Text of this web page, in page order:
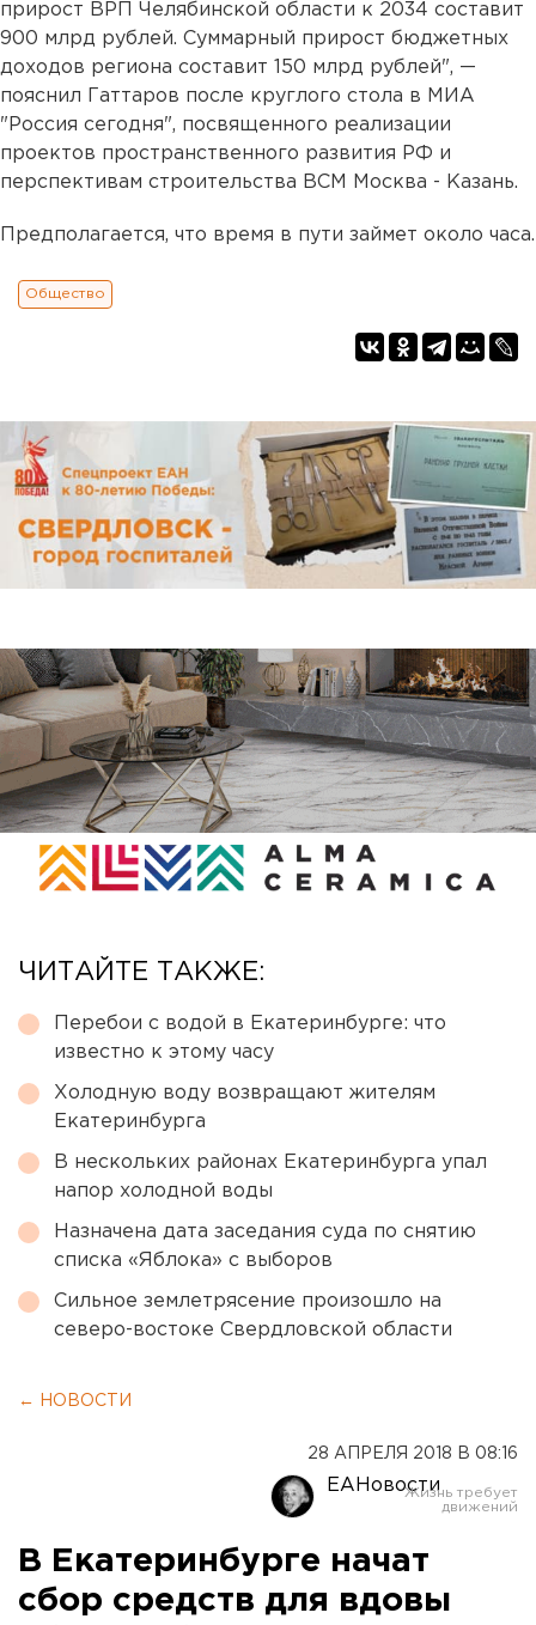
прирост ВРП Челябинской области к 2034 составит
900 млрд рублей. Суммарный прирост бюджетных
доходов региона составит 150 млрд рублей", —
пояснил Гаттаров после круглого стола в МИА
"Россия сегодня", посвященного реализации
проектов пространственного развития РФ и
перспективам строительства ВСМ Москва - Казань.
Предполагается, что время в пути займет около часа.
Общество
ЧИТАЙТЕ ТАКЖЕ:
Перебои с водой в Екатеринбурге: что
известно к этому часу
Холодную воду возвращают жителям
Екатеринбурга
В нескольких районах Екатеринбурга упал
напор холодной воды
Назначена дата заседания суда по снятию
списка «Яблока» с выборов
Сильное землетрясение произошло на
северо-востоке Свердловской области
← НОВОСТИ
28 АПРЕЛЯ 2018 В 08:16
ЕАНовости
В Екатеринбурге начат
сбор средств для вдовы